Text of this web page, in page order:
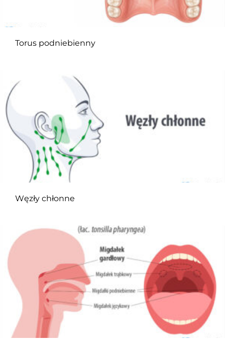
Torus podniebienny
Węzły chłonne